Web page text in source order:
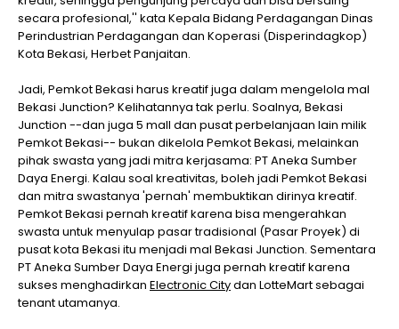
secara profesional,'' kata Kepala Bidang Perdagangan Dinas
Perindustrian Perdagangan dan Koperasi (Disperindagkop)
Kota Bekasi, Herbet Panjaitan.
Jadi, Pemkot Bekasi harus kreatif juga dalam mengelola mal
Bekasi Junction? Kelihatannya tak perlu. Soalnya, Bekasi
Junction --dan juga 5 mall dan pusat perbelanjaan lain milik
Pemkot Bekasi-- bukan dikelola Pemkot Bekasi, melainkan
pihak swasta yang jadi mitra kerjasama: PT Aneka Sumber
Daya Energi. Kalau soal kreativitas, boleh jadi Pemkot Bekasi
dan mitra swastanya 'pernah' membuktikan dirinya kreatif.
Pemkot Bekasi pernah kreatif karena bisa mengerahkan
swasta untuk menyulap pasar tradisional (Pasar Proyek) di
pusat kota Bekasi itu menjadi mal Bekasi Junction. Sementara
PT Aneka Sumber Daya Energi juga pernah kreatif karena
sukses menghadirkan Electronic Citydan LotteMart sebagai
tenant utamanya.